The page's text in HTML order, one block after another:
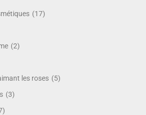
(17)
(2)
les roses (5)
(3)